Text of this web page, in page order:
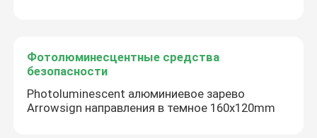
Фотолюминесцентные средства
безопасности
Photoluminescent алюминиевое зарево
Arrowsign направления в темное 160x120mm